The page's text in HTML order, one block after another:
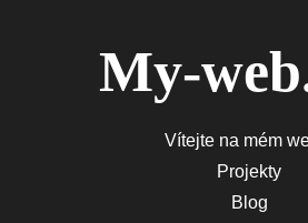
My-
Vítejte na mém
Projekty
Blog